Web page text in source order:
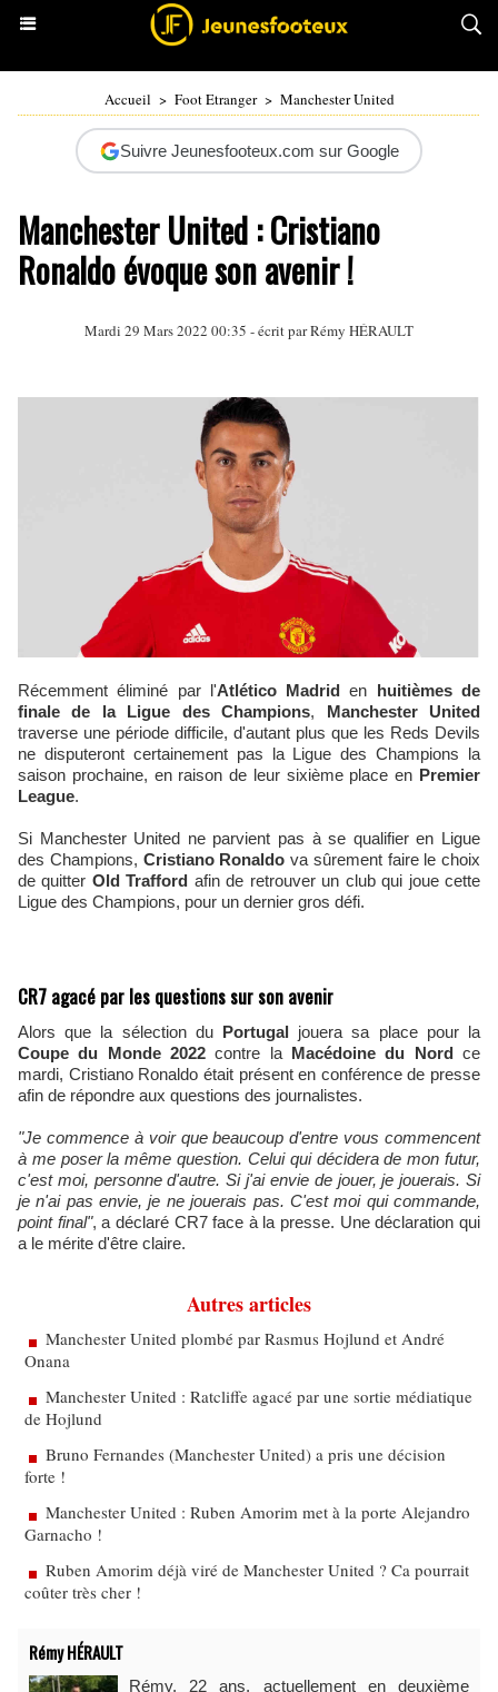
Accueil > Foot Etranger > Manchester United
Suivre Jeunesfooteux.com sur Google
Manchester United : Cristiano
Ronaldo évoque son avenir !
Mardi 29 Mars 2022 00:35 - écrit parRémy HÉRAULT
Récemment éliminé par l'Atlético Madrid en huitièmes de
finale de la Ligue des Champions, Manchester United
traverse une période difficile, d'autant plus que les Reds Devils
ne disputeront certainement pas la Ligue des Champions la
saison prochaine, en raison de leur sixième place en Premier
League.
Si Manchester United ne parvient pas à se qualifier en Ligue
des Champions, Cristiano Ronaldo va sûrement faire le choix
de quitter Old Trafford afin de retrouver un club qui joue cette
Ligue des Champions, pour un dernier gros défi.
CR7 agacé par les questions sur son avenir
Alors que la sélection du Portugal jouera sa place pour la
Coupe du Monde 2022contre la Macédoine du Nordce
mardi, Cristiano Ronaldo était présent en conférence de presse
afin de répondre aux questions des journalistes.
"Je commence à voir quebeaucoup d'entre vous commencent
à me poser la même question. Celui qui décidera de mon futur,
c'est moi, personne d'autre. Si j'ai envie de jouer, je jouerais. Si
je n'ai pas envie, je ne jouerais pas. C'est moi qui commande,
point final", a déclaré CR7 face à la presse. Une déclaration qui
a le mérite d'être claire.
Autres articles
Manchester United plombé par Rasmus Hojlund et André
Onana
Manchester United : Ratcliffe agacé par une sortie médiatique
de Hojlund
Bruno Fernandes (Manchester United) a pris une décision
forte !
Manchester United : Ruben Amorim met à la porte Alejandro
Garnacho !
Ruben Amorim déjà viré de Manchester United ? Ca pourrait
coûter très cher !
Rémy HÉRAULT
Rémy, 22 ans, actuellement en deuxième